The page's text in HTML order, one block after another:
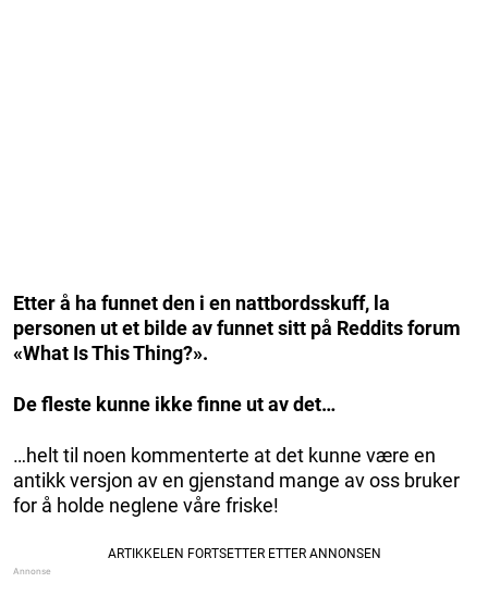
Etter å ha funnet den i en nattbordsskuff, la
personen ut et bilde av funnet sitt på Reddits forum
«What Is This Thing?».
De fleste kunne ikke finne ut av det…
…helt til noen kommenterte at det kunne være en
antikk versjon av en gjenstand mange av oss bruker
for å holde neglene våre friske!